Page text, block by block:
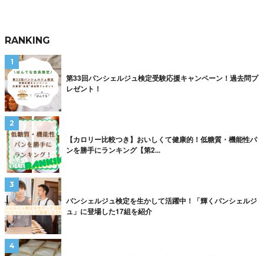
RANKING
第33回パンシェルジュ検定受験応援キャンペーン！過去問プ
レゼント！
【カロリー比較つき】おいしくて健康的！低糖質・機能性パ
ンを勝手にランキング【第2...
パンシェルジュ検定を生かして活躍中！「輝くパンシェルジ
ュ」に登場した17組を紹介